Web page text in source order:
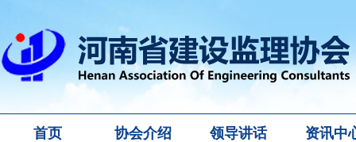
首页 协会介绍 领导讲话 资讯中